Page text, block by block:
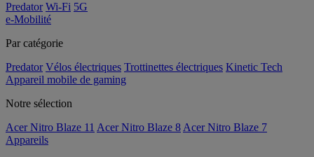
Predator Wi-Fi 5G
e-Mobilité
Par catégorie
Predator Vélos électriques Trottinettes électriques Kinetic Tech
Appareil mobile de gaming
Notre sélection
Acer Nitro Blaze 11 Acer Nitro Blaze 8 Acer Nitro Blaze 7
Appareils